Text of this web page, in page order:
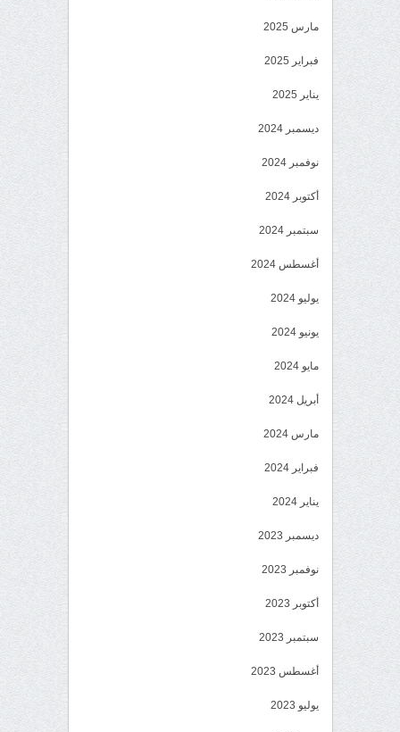
مارس 2025
فبراير 2025
يناير 2025
ديسمبر 2024
نوفمبر 2024
أكتوبر 2024
سبتمبر 2024
أغسطس 2024
يوليو 2024
يونيو 2024
مايو 2024
أبريل 2024
مارس 2024
فبراير 2024
يناير 2024
ديسمبر 2023
نوفمبر 2023
أكتوبر 2023
سبتمبر 2023
أغسطس 2023
يوليو 2023